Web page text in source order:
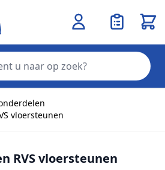
vloersteunen
RVS vloersteunen